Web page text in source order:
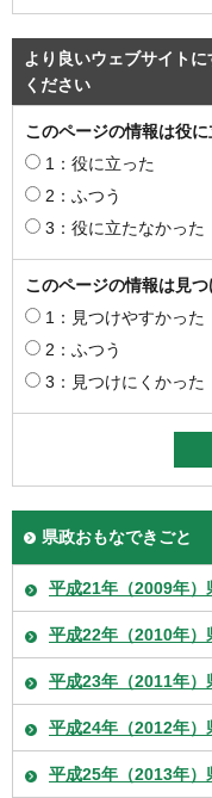
より良いウェブサイト
ください
このページの情報は役
1：役に立った
2：ふつう
3：役に立たなかった
このページの情報は見
1：見つけやすかった
2：ふつう
3：見つけにくかった
県政おもなできごと
平成21年（2009年）
平成22年（2010年）
平成23年（2011年）
平成24年（2012年）
平成25年（2013年）